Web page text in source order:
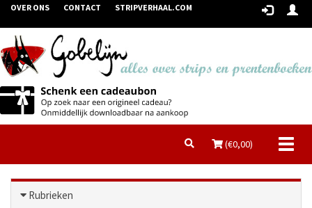
OVER ONS CONTACT STRIPVERHAAL.COM
(€0,00)
Rubrieken